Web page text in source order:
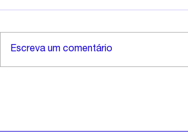
Escreva um comentário